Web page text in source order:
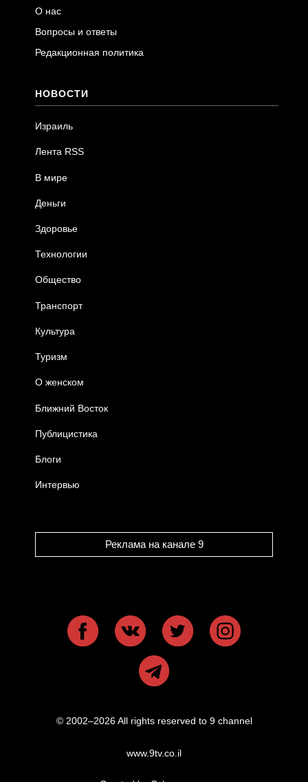
О нас
Вопросы и ответы
Редакционная политика
НОВОСТИ
Израиль
Лента RSS
В мире
Деньги
Здоровье
Технологии
Общество
Транспорт
Культура
Туризм
О женском
Ближний Восток
Публицистика
Блоги
Интервью
Реклама на канале 9
© 2002–2026 All rights reserved to 9 channel
www.9tv.co.il